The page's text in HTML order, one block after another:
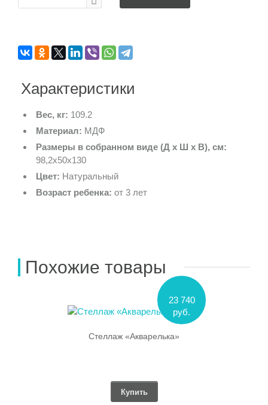
Характеристики
Вес, кг: 109.2
Материал: МДФ
Размеры в собранном виде (Д х Ш х В), см:
98,2х50х130
Цвет: Натуральный
Возраст ребенка: от 3 лет
Похожие товары
23 740
руб.
Стеллаж «Акварелька»
Купить